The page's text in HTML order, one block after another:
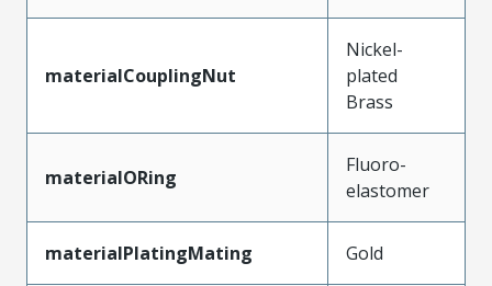
materialCouplingNut
Nickel-
plated
Brass
materialORing
Fluoro-
elastomer
materialPlatingMating Gold